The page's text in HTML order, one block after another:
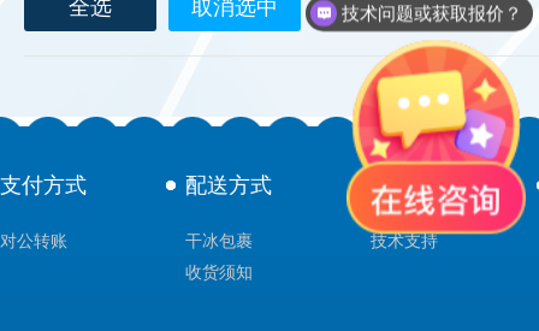
Berry & Associates Zedira
LGC Maine Standards Biolife
Abbexa AbD Serotec
全选 取消选中
支付方式
对公转账
配送方式
干冰包裹
收货须知
售后服务
技术支持
技术问题或获取报价？